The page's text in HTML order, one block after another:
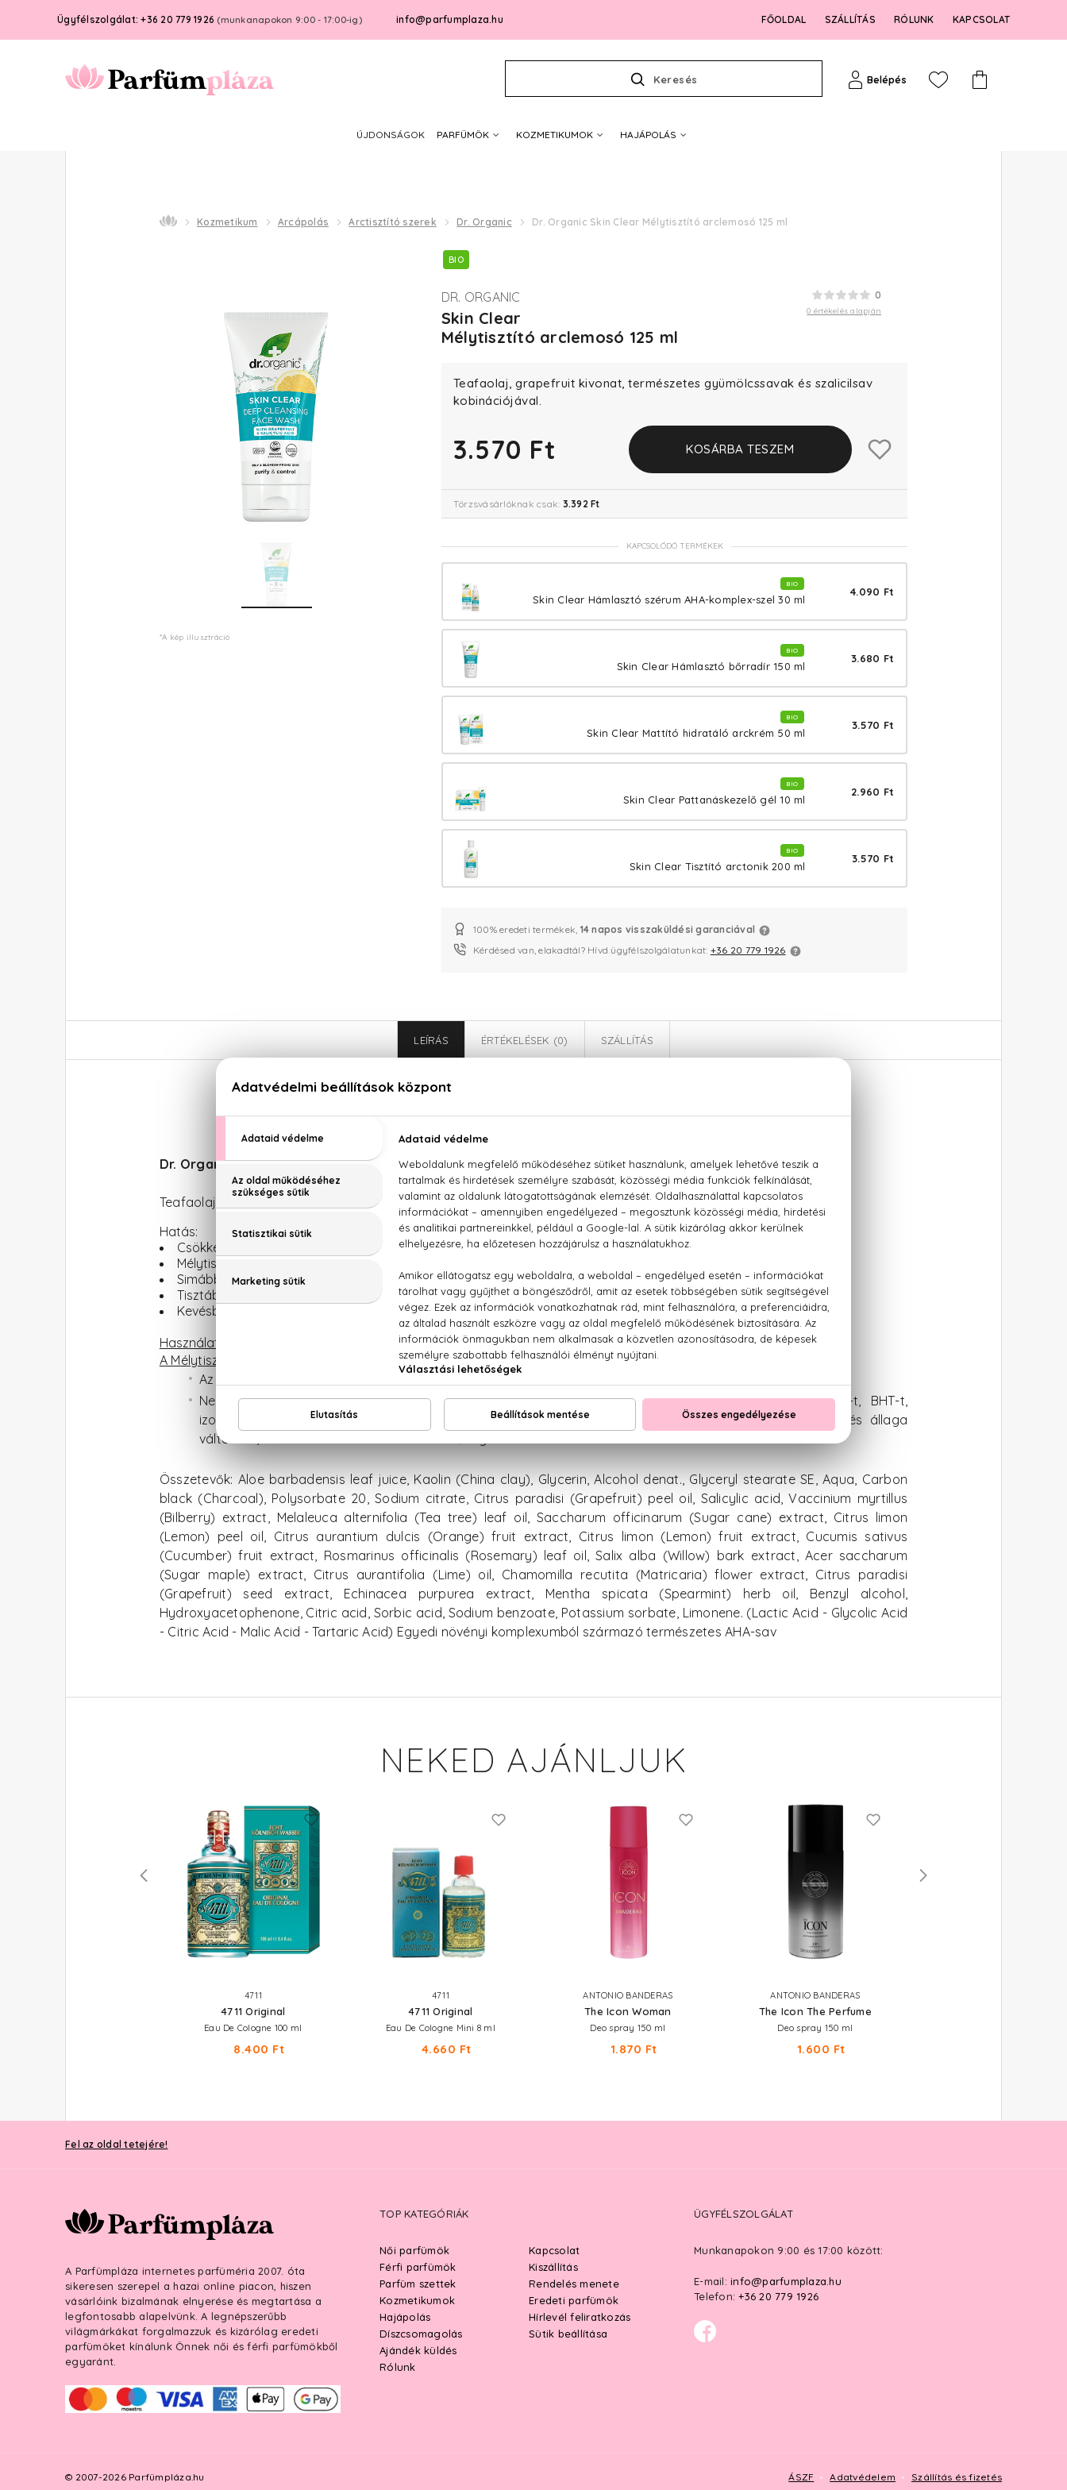
Ügyfélszolgálat: +36 20 779 1926 (munkanapokon 9:00 - 17:00-ig) info@parfumplaza.hu FŐOLDAL SZÁLLÍTÁS RÓLUNK KAPCSOLAT
Keresés Belépés
ÚJDONSÁGOK PARFÜMÖK KOZMETIKUMOK HAJÁPOLÁS
Kozmetikum Arcápolás Arctisztító szerek Dr. Organic Dr. Organic Skin Clear Mélytisztító arclemosó 125 ml
*A kép illusztráció
BIO
0
0 értékelés alapján
DR. ORGANIC
Skin Clear
Mélytisztító arclemosó 125 ml
Teafaolaj, grapefruit kivonat, természetes gyümölcssavak és szalicilsav
kobinációjával.
3.570 Ft KOSÁRBA TESZEM
Törzsvásárlóknak csak: 3.392 Ft
KAPCSOLÓDÓ TERMÉKEK
BIO
Skin Clear Hámlasztó szérum AHA-komplex-szel 30 ml
4.090 Ft
BIO
Skin Clear Hámlasztó bőrradír 150 ml
3.680 Ft
BIO
Skin Clear Mattító hidratáló arckrém 50 ml
3.570 Ft
BIO
Skin Clear Pattanáskezelő gél 10 ml
2.960 Ft
BIO
Skin Clear Tisztító arctonik 200 ml
3.570 Ft
100% eredeti termékek, 14 napos visszaküldési garanciával
Kérdésed van, elakadtál? Hívd ügyfélszolgálatunkat: +36 20 779 1926
LEÍRÁS ÉRTÉKELÉSEK (0) SZÁLLÍTÁS
Dr. Organic Skin Clear Mélytisztító arclemosó 125 ml
Dr. Organic Skin Clear Mélytisztító arclemosó 5 az 1-ben
Teafaolaj, grapefruit, gyümölcssavak és szalicilsav kombinációja serkenti a sejtmegújulást.
Hatás:
Csökkenti a pattanások megjelenését
Mélytisztító hatás
Simább, tisztább, láthatóan kisebb pórusok
Tisztább bőr
Kevésbé fénylő arcbőr
Használat:
Masszírozza körkörös mozdulatokkal a nedves bőrbe. Hideg vizzel öblítse le.
A Mélytisztító arclemosó 5 az 1-ben:
Az összetevők min.70%-a biogazdálkodásból származik.
Nem tartalmaz: parabént, SLS-t, mesterséges színezéket, ftalátokat, petrolátumot, glikolokat, DEA-t, BHT-t,
izotiazolinont, ásványi olajat, szilikont. Az összetevők természetes eredete miatt a készítmény színe és állaga
változhat, ami nincs hatással a termék minőségére.
Összetevők: Aloe barbadensis leaf juice, Kaolin (China clay), Glycerin, Alcohol denat., Glyceryl stearate SE, Aqua, Carbon
black (Charcoal), Polysorbate 20, Sodium citrate, Citrus paradisi (Grapefruit) peel oil, Salicylic acid, Vaccinium myrtillus
(Bilberry) extract, Melaleuca alternifolia (Tea tree) leaf oil, Saccharum officinarum (Sugar cane) extract, Citrus limon
(Lemon) peel oil, Citrus aurantium dulcis (Orange) fruit extract, Citrus limon (Lemon) fruit extract, Cucumis sativus
(Cucumber) fruit extract, Rosmarinus officinalis (Rosemary) leaf oil, Salix alba (Willow) bark extract, Acer saccharum
(Sugar maple) extract, Citrus aurantifolia (Lime) oil, Chamomilla recutita (Matricaria) flower extract, Citrus paradisi
(Grapefruit) seed extract, Echinacea purpurea extract, Mentha spicata (Spearmint) herb oil, Benzyl alcohol,
Hydroxyacetophenone, Citric acid, Sorbic acid, Sodium benzoate, Potassium sorbate, Limonene. (Lactic Acid - Glycolic Acid
- Citric Acid - Malic Acid - Tartaric Acid) Egyedi növényi komplexumból származó természetes AHA-sav
NEKED AJÁNLJUK
4711
4711 Original
Eau De Cologne 100 ml
8.400 Ft
4711
4711 Original
Eau De Cologne Mini 8 ml
4.660 Ft
ANTONIO BANDERAS
The Icon Woman
Deo spray 150 ml
1.870 Ft
ANTONIO BANDERAS
The Icon The Perfume
Deo spray 150 ml
1.600 Ft
Fel az oldal tetejére!
A Parfümpláza internetes parfüméria 2007. óta
sikeresen szerepel a hazai online piacon, hiszen
vásárlóink bizalmának elnyerése és megtartása a
legfontosabb alapelvünk. A legnépszerűbb
világmárkákat forgalmazzuk és kizárólag eredeti
parfümöket kínálunk Önnek női és férfi parfümökből
egyaránt.
TOP KATEGÓRIÁK
Női parfümök
Férfi parfümök
Parfüm szettek
Kozmetikumok
Hajápolás
Díszcsomagolás
Ajándék küldés
Rólunk
Kapcsolat
Kiszállítás
Rendelés menete
Eredeti parfümök
Hírlevél feliratkozás
Sütik beállítása
ÜGYFÉLSZOLGÁLAT
Munkanapokon 9:00 és 17:00 között:
E-mail: info@parfumplaza.hu
Telefon: +36 20 779 1926
© 2007-2026 Parfümpláza.hu ÁSZF Adatvédelem Szállítás és fizetés